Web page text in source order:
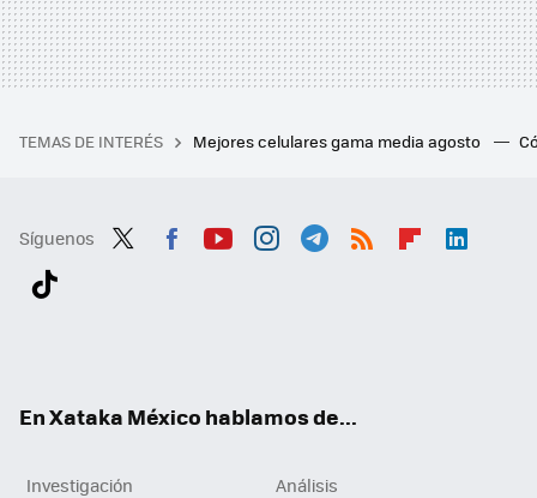
TEMAS DE INTERÉS Mejores celulares gama media agosto
Síguenos
En Xataka México hablamos de...
Investigación
Análisis